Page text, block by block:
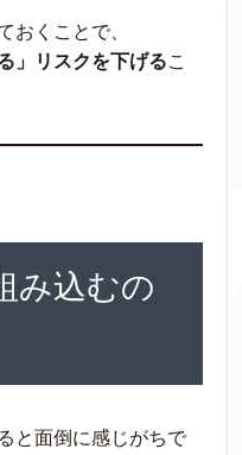
おくことで、
」リスクを下げるこ
み込むの
と面倒に感じがちで